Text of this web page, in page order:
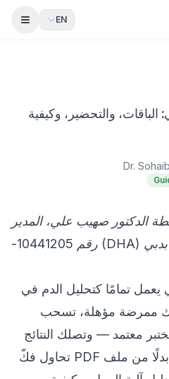
EN
الباقات، والتحضير، وكيفية
Dr.
الدكتور صهيب علي، المدير
الطبي، رخصة هيئة الصحة بدبي (DHA) رقم 10441205-
يعمل تمامًا كتحليل الدم في
ممرضة مؤهلة، تسحب
معتمد — وتصلك النتائج
مرفقةً بشرح بلغة واضحة بدلًا من ملف PDF تحاول فكّ